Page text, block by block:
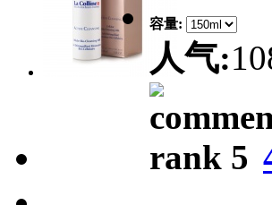
容量:
人气: